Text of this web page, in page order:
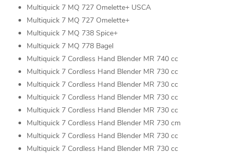
Multiquick 7 MQ 727 Omelette+ USCA
Multiquick 7 MQ 727 Omelette+
Multiquick 7 MQ 738 Spice+
Multiquick 7 MQ 778 Bagel
Multiquick 7 Cordless Hand Blender MR 740 cc
Multiquick 7 Cordless Hand Blender MR 730 cc
Multiquick 7 Cordless Hand Blender MR 730 cc
Multiquick 7 Cordless Hand Blender MR 730 cc
Multiquick 7 Cordless Hand Blender MR 730 cc
Multiquick 7 Cordless Hand Blender MR 730 cm
Multiquick 7 Cordless Hand Blender MR 730 cc
Multiquick 7 Cordless Hand Blender MR 730 cc